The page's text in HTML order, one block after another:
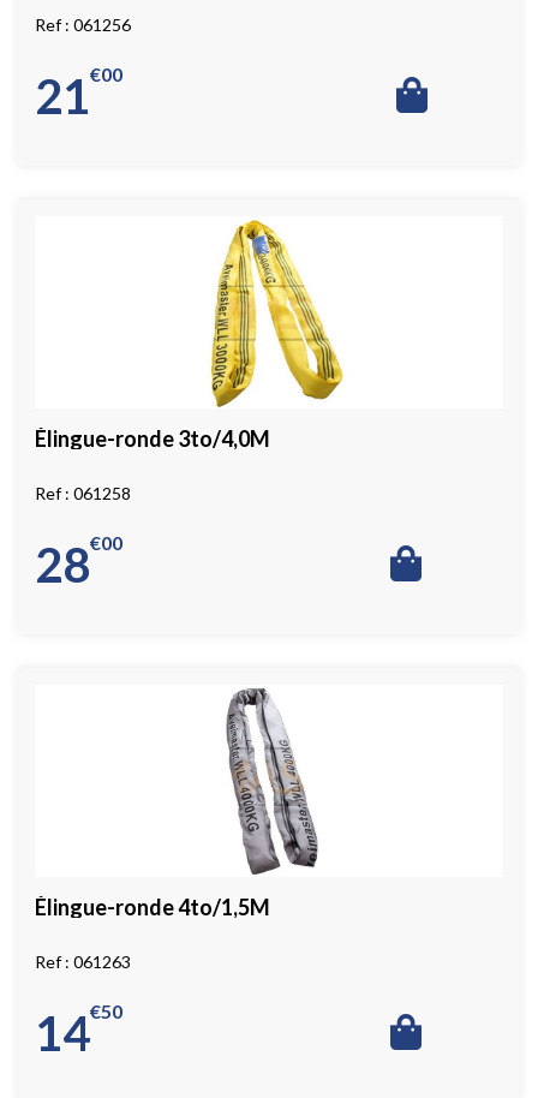
061256
21 00
€
Élingue-ronde 3to/4,0M
061258
28 00
€
Élingue-ronde 4to/1,5M
061263
14 50
€